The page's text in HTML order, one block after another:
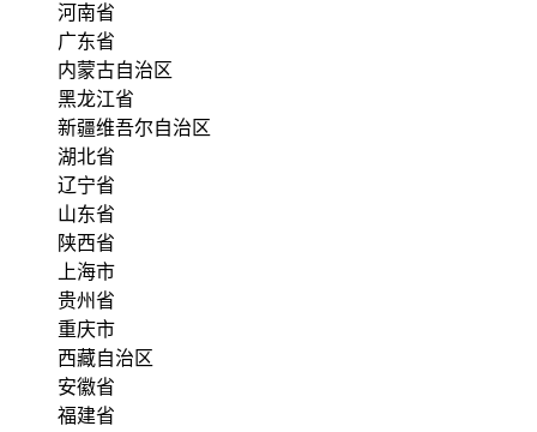
河南省
广东省
内蒙古自治区
黑龙江省
新疆维吾尔自治区
湖北省
辽宁省
山东省
陕西省
上海市
贵州省
重庆市
西藏自治区
安徽省
福建省